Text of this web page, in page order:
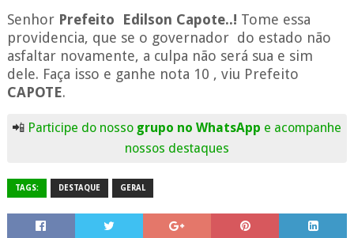
SenhorPrefeito Edilson Capote..! Tome essa
providencia, que se o governador do estado não
asfaltar novamente, a culpa não será sua e sim
dele. Faça isso e ganhe nota 10 , viu Prefeito
CAPOTE.
📲 Participe do nosso grupo no WhatsApp e acompanhe
nossos destaques
TAGS: DESTAQUE GERAL